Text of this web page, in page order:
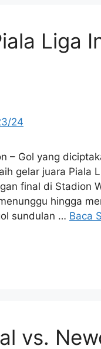
Liga
– Gol yang
gelar juara Piala
final di Stadion
hingga
sundulan … Baca
vs.